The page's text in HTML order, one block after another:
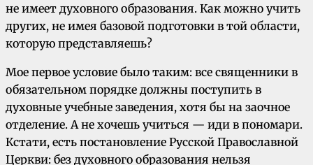
не имеет духовного образования. Как можно учить
других, не имея базовой подготовки в той области,
которую представляешь?
Мое первое условие было таким: все священники в
обязательном порядке должны поступить в
духовные учебные заведения, хотя бы на заочное
отделение. А не хочешь учиться — иди в пономари.
Кстати, есть постановление Русской Православной
Церкви: без духовного образования нельзя